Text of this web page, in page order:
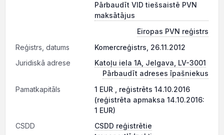
Pārbaudīt VID tiešsaistē PVN
maksātājus
Eiropas PVN reģistrs
Reģistrs, datums
Komercreģistrs, 26.11.2012
Juridiskā adrese
Katoļu iela 1A, Jelgava, LV-3001
Pārbaudīt adreses īpašniekus
Pamatkapitāls
1 EUR , reģistrēts 14.10.2016
(reģistrēta apmaksa 14.10.2016:
1 EUR)
CSDD
CSDD reģistrētie